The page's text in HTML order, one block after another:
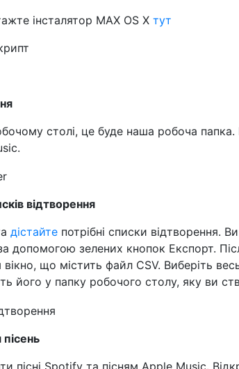
інсталятор MAX OS X тут
столі, це буде наша робоча
відтворення
дістайте потрібні списки відтворення.
допомогою зелених кнопок Експорт.
вікно, що містить файл CSV. Виберіть
його у папку робочого столу, яку ви
пісні Spotify та пісням Apple Music.